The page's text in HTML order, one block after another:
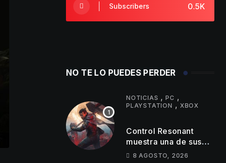
0.5K
Subscribers
NO TE LO PUEDES PERDER
NOTICIAS ,PC ,
PLAYSTATION , XBOX
Control Resonant
muestra una de sus
zonas más
8 AGOSTO, 2026